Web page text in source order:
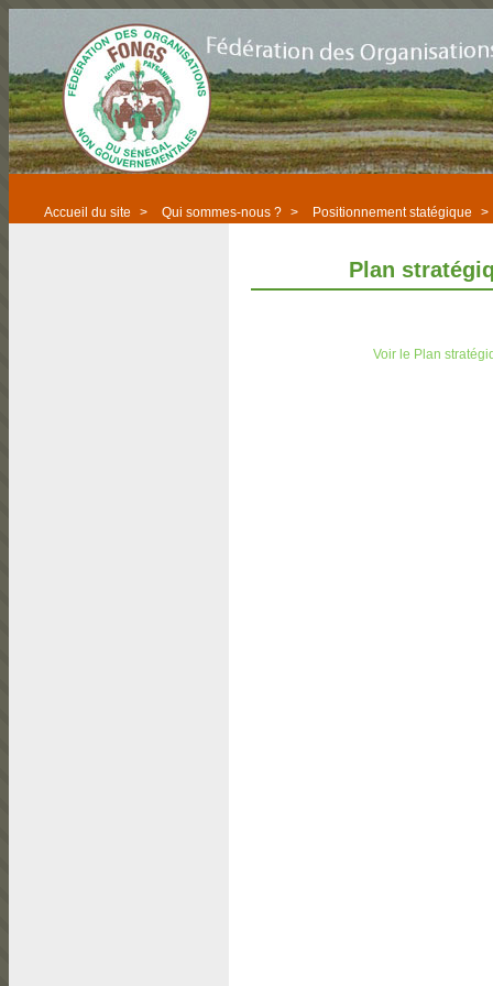
Accueil du site > Qui sommes-nous ? > Positionnement statégique >
Plan
Voir le Plan